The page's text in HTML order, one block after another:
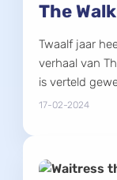
The
Twaalf jaar
verhaal van
is verteld
17-02-2024